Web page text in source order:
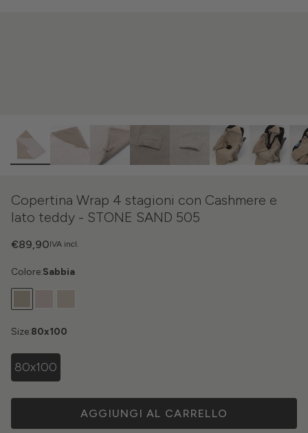
Copertina Wrap 4 stagioni con Cashmere e
lato teddy - STONE SAND 505
IVA incl.
€89,90
Colore:Sabbia
Size:80x100
80x100
AGGIUNGI AL CARRELLO